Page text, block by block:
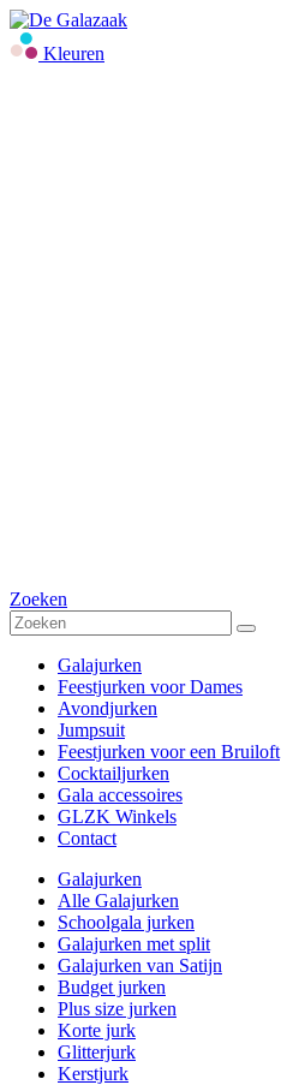
Kleuren
Zoeken
Galajurken
Feestjurken voor Dames
Avondjurken
Jumpsuit
Feestjurken voor een Bruiloft
Cocktailjurken
Gala accessoires
GLZK Winkels
Contact
Galajurken
Alle Galajurken
Schoolgala jurken
Galajurken met split
Galajurken van Satijn
Budget jurken
Plus size jurken
Korte jurk
Glitterjurk
Kerstjurk